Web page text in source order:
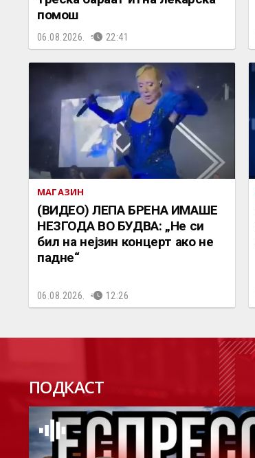
помош
06.08.2026. 22:41
МАГАЗИН
(ВИДЕО) ЛЕПА БРЕНА ИМАШЕ
НЕЗГОДА ВО БУДВА: „Не си
бил на нејзин концерт ако не
падне“
06.08.2026. 12:26
ПОДКАСТ